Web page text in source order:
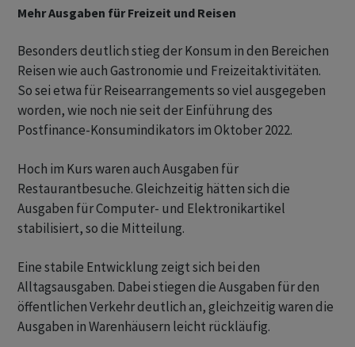
Mehr Ausgaben für Freizeit und Reisen
Besonders deutlich stieg der Konsum in den Bereichen
Reisen wie auch Gastronomie und Freizeitaktivitäten.
So sei etwa für Reisearrangements so viel ausgegeben
worden, wie noch nie seit der Einführung des
Postfinance-Konsumindikators im Oktober 2022.
Hoch im Kurs waren auch Ausgaben für
Restaurantbesuche. Gleichzeitig hätten sich die
Ausgaben für Computer- und Elektronikartikel
stabilisiert, so die Mitteilung.
Eine stabile Entwicklung zeigt sich bei den
Alltagsausgaben. Dabei stiegen die Ausgaben für den
öffentlichen Verkehr deutlich an, gleichzeitig waren die
Ausgaben in Warenhäusern leicht rückläufig.